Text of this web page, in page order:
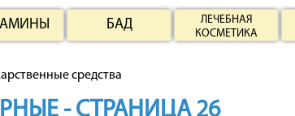
БАД
ЛЕЧЕБНАЯ
КОСМЕТИКА
средства
- СТРАНИЦА 26